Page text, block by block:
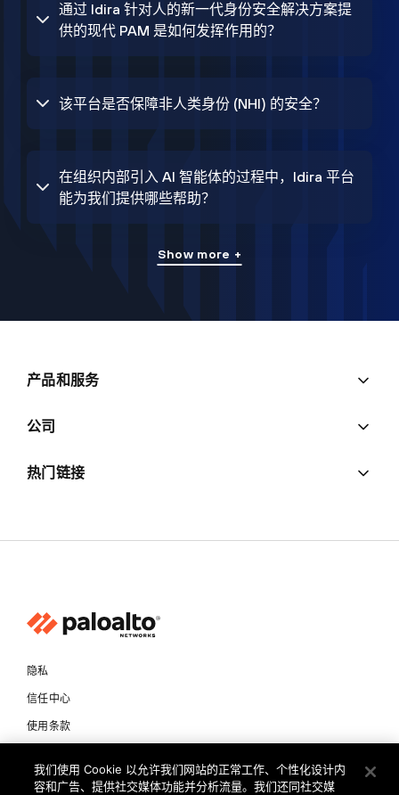
通过 Idira 针对人的新一代身份安全解决方案提
供的现代 PAM 是如何发挥作用的？
该平台是否保障非人类身份 (NHI) 的安全？
在组织内部引入 AI 智能体的过程中，Idira 平台
能为我们提供哪些帮助？
Show more +
产品和服务
公司
热门链接
隐私
信任中心
使用条款
我们使用 Cookie 以允许我们网站的正常工作、个性化设计内
容和广告、提供社交媒体功能并分析流量。我们还同社交媒